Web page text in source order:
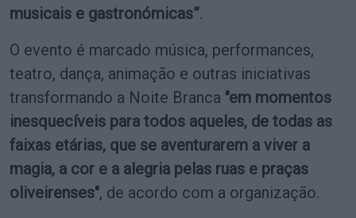
musicais e gastronómicas”.
O evento é marcado música, performances,
teatro, dança, animação e outras iniciativas
transformando a Noite Branca "em momentos
inesquecíveis para todos aqueles, de todas as
faixas etárias, que se aventurarem a viver a
magia, a cor e a alegria pelas ruas e praças
oliveirenses", de acordo com a organização.